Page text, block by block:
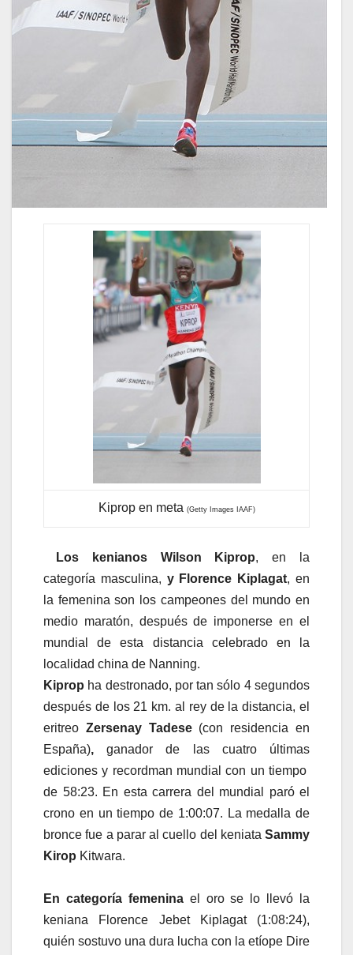
Kiprop en meta (Getty Images IAAF)
Los kenianos Wilson Kiprop, en la
categoría masculina, y Florence Kiplagat, en
la femenina son los campeones del mundo en
medio maratón, después de imponerse en el
mundial de esta distancia celebrado en la
localidad china de Nanning.
Kiprop ha destronado, por tan sólo 4 segundos
después de los 21 km. al rey de la distancia, el
eritreo Zersenay Tadese (con residencia en
España), ganador de las cuatro últimas
ediciones y recordman mundial con un tiempo
de 58:23. En esta carrera del mundial paró el
crono en un tiempo de 1:00:07. La medalla de
bronce fue a parar al cuello del keniata Sammy
Kirop Kitwara.
En categoría femeninael oro se lo llevó la
keniana Florence Jebet Kiplagat (1:08:24),
quién sostuvo una dura lucha con la etíope Dire